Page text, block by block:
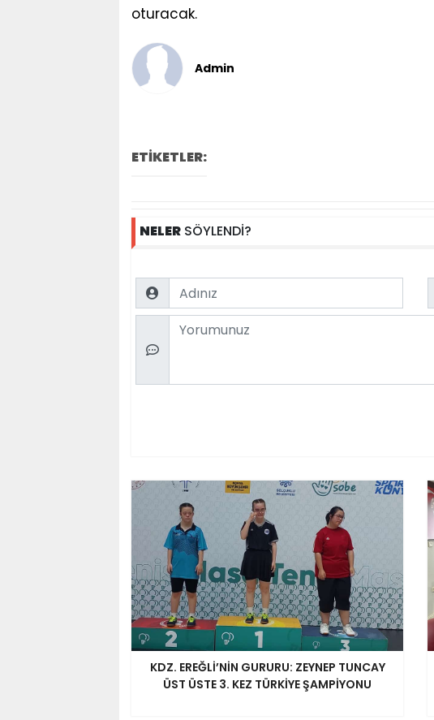
oturacak.
Admin
ETİKETLER:
NELER SÖYLENDİ?
Name
Comment
KDZ. EREĞLİ’NİN GURURU: ZEYNEP TUNCAY
ÜST ÜSTE 3. KEZ TÜRKİYE ŞAMPİYONU